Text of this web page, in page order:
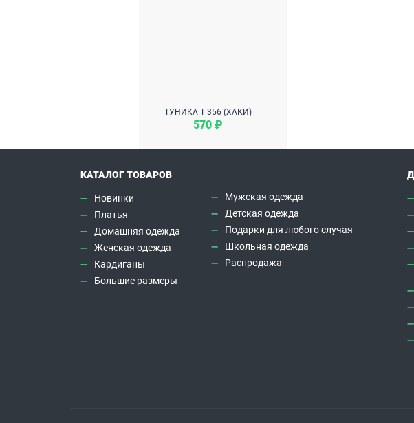
ТУНИКА Т 356 (ХАКИ)
570 ₽
КАТАЛОГ ТОВАРОВ
Новинки
Платья
Домашняя одежда
Женская одежда
Кардиганы
Большие размеры
Мужская одежда
Детская одежда
Подарки для любого случая
Школьная одежда
Распродажа